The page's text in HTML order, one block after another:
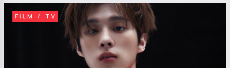
FILM / TV